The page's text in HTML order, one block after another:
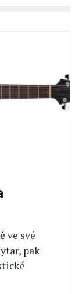
ve své
pak